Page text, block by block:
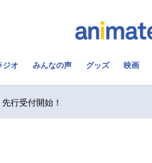
ジオ みんなの声 グッズ 映画
行受付開始！